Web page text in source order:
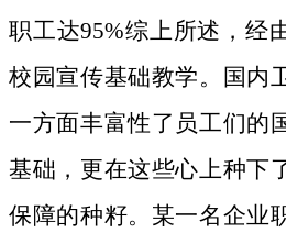
职工达95%综上所述，经
校园宣传基础教学。国内
一方面丰富性了员工们的
基础，更在这些心上种下
保障的种籽。 某一名企业